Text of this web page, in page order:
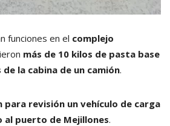
funciones en el complejo
más de 10 kilos de pasta base
de la cabina de un camión.
revisión un vehículo de carga
al puerto de Mejillones.